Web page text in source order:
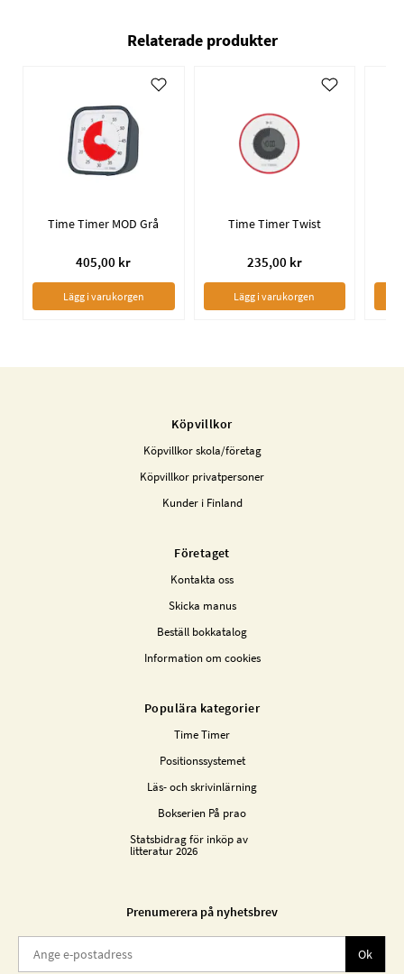
Relaterade produkter
Time Timer MOD Grå
405,00 kr
Lägg i varukorgen
Time Timer Twist
235,00 kr
Lägg i varukorgen
Köpvillkor
Köpvillkor skola/företag
Köpvillkor privatpersoner
Kunder i Finland
Företaget
Kontakta oss
Skicka manus
Beställ bokkatalog
Information om cookies
Populära kategorier
Time Timer
Positionssystemet
Läs- och skrivinlärning
Bokserien På prao
Statsbidrag för inköp av
litteratur 2026
Prenumerera på nyhetsbrev
Ok